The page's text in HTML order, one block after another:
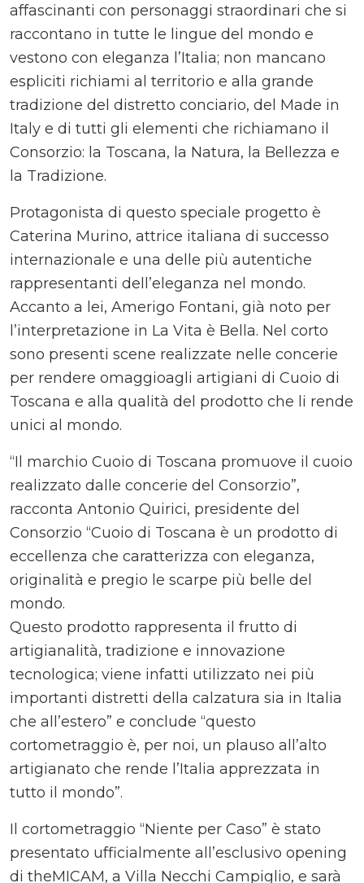
affascinanti con personaggi straordinari che si
raccontano in tutte le lingue del mondo e
vestono con eleganza l’Italia; non mancano
espliciti richiami al territorio e alla grande
tradizione del distretto conciario, del Made in
Italy e di tutti gli elementi che richiamano il
Consorzio: la Toscana, la Natura, la Bellezza e
la Tradizione.
Protagonista di questo speciale progetto è
Caterina Murino, attrice italiana di successo
internazionale e una delle più autentiche
rappresentanti dell’eleganza nel mondo.
Accanto a lei, Amerigo Fontani, già noto per
l’interpretazione in La Vita è Bella. Nel corto
sono presenti scene realizzate nelle concerie
per rendere omaggioagli artigiani di Cuoio di
Toscana e alla qualità del prodotto che li rende
unici al mondo.
“Il marchio Cuoio di Toscana promuove il cuoio
realizzato dalle concerie del Consorzio”,
racconta Antonio Quirici, presidente del
Consorzio “Cuoio di Toscana è un prodotto di
eccellenza che caratterizza con eleganza,
originalità e pregio le scarpe più belle del
mondo.
Questo prodotto rappresenta il frutto di
artigianalità, tradizione e innovazione
tecnologica; viene infatti utilizzato nei più
importanti distretti della calzatura sia in Italia
che all’estero” e conclude “questo
cortometraggio è, per noi, un plauso all’alto
artigianato che rende l’Italia apprezzata in
tutto il mondo”.
Il cortometraggio “Niente per Caso” è stato
presentato ufficialmente all’esclusivo opening
di theMICAM, a Villa Necchi Campiglio, e sarà